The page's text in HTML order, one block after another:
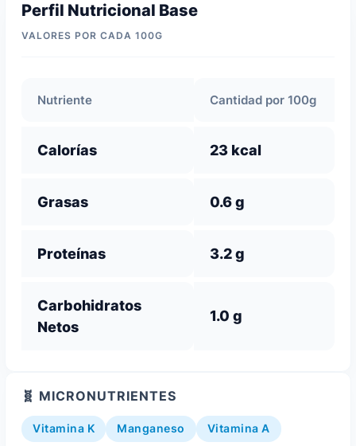
Perfil Nutricional Base
VALORES POR CADA 100G
Nutriente Cantidad por 100g
Calorías 23 kcal
Grasas 0.6 g
Proteínas 3.2 g
Carbohidratos
Netos
1.0 g
🧬 MICRONUTRIENTES
Vitamina K Manganeso Vitamina A